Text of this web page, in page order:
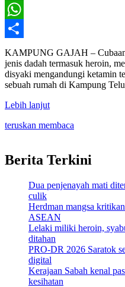
X
WhatsApp
Share
KAMPUNG GAJAH –
jenis dadah termasuk heroin,
disyaki mengandungi ketamin
sebuah rumah di Kampung
Lebih lanjut
teruskan membaca
Berita Terkini
Dua penjenayah mati
culik
Herdman mangsa
ASEAN
Lelaki miliki heroin,
ditahan
PRO-DR 2026 Saratok
digital
Kerajaan Sabah kenal
kesihatan